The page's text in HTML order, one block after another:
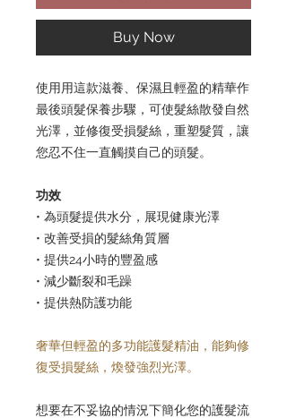
Buy Now
使用用這款滋養、保濕且輕盈的精華作
最後頭髮保養步驟，可使髮絲散發自然
光澤，並修復受損髮絲，重塑髮質，讓
您忍不住一直觸摸自己的頭髮。
功效
• 為頭髮提供水分，展現健康光澤
• 改善受損的髮絲角質層
• 提供24小時的豐盈感
• 減少斷裂和毛躁
• 提供熱防護功能
奢華但輕盈的多功能護髮精油，能夠修
復受損髮絲，煥發強烈光澤。
想要在不妥協的情況下簡化您的護髮流